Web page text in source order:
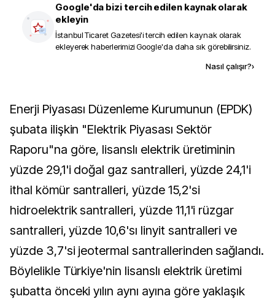
Google'da bizi tercih edilen kaynak olarak
ekleyin
İstanbul Ticaret Gazetesi'i tercih edilen kaynak olarak
ekleyerek haberlerimizi Google'da daha sık görebilirsiniz.
Nasıl çalışır?›
Enerji Piyasası Düzenleme Kurumunun (EPDK)
şubata ilişkin "Elektrik Piyasası Sektör
Raporu"na göre, lisanslı elektrik üretiminin
yüzde 29,1'i doğal gaz santralleri, yüzde 24,1'i
ithal kömür santralleri, yüzde 15,2'si
hidroelektrik santralleri, yüzde 11,1'i rüzgar
santralleri, yüzde 10,6'sı linyit santralleri ve
yüzde 3,7'si jeotermal santrallerinden sağlandı.
Böylelikle Türkiye'nin lisanslı elektrik üretimi
şubatta önceki yılın aynı ayına göre yaklaşık